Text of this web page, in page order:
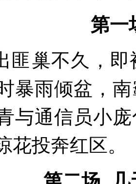
第
匪巢不久，
暴雨倾盆，
与通信员小
花投奔红区。